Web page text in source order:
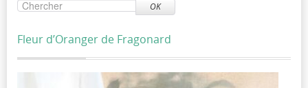
OK
Fleur d’Oranger de Fragonard